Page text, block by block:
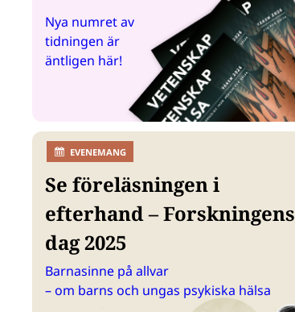
Nya numret av
tidningen är
äntligen här!
EVENEMANG
Se föreläsningen i
efterhand – Forskningens
dag 2025
Barnasinne på allvar
– om barns och ungas psykiska hälsa